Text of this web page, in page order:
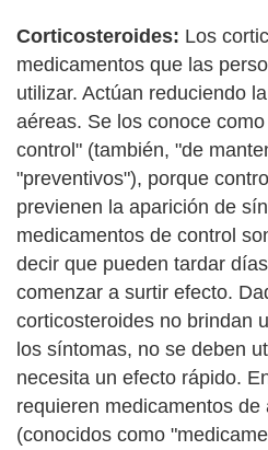
Corticosteroides: Los
medicamentos que las
utilizar. Actúan reduciendo
aéreas. Se los conoce
control" (también, "de
"preventivos"), porque
previenen la aparición de
medicamentos de control
decir que pueden tardar
comenzar a surtir efecto.
corticosteroides no brindan
los síntomas, no se deben
necesita un efecto rápido.
requieren medicamentos de
(conocidos como